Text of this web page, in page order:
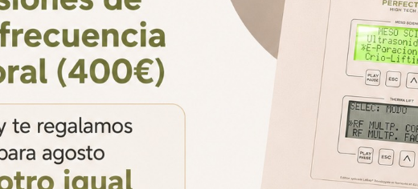
los problemas de celulitis ya...